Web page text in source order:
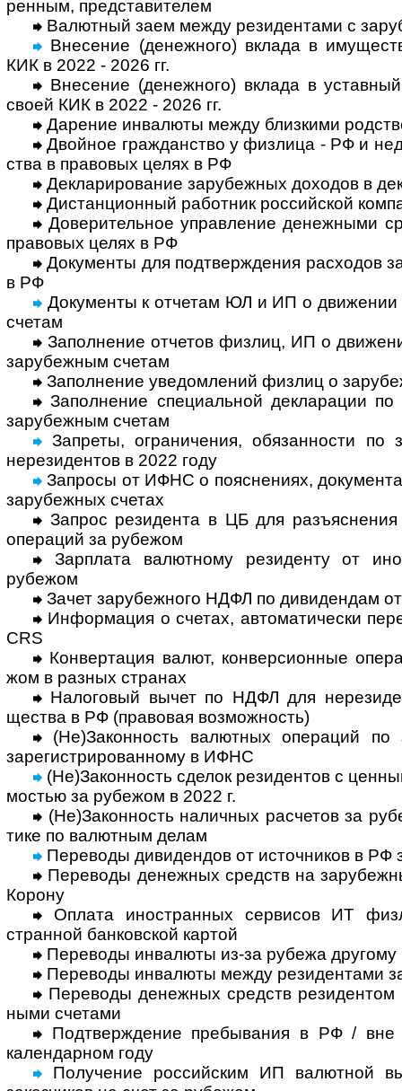
рен­ным, пред­ста­ви­телем
Валютный заем между резидентами с
Внесение (денежного) вклада в
КИК в 2022 - 2026 гг.
Внесение (денежного) вклада в
своей КИК в 2022 - 2026 гг.
Дарение инвалюты между близкими
Двойное гражданство у физлица - РФ и
ства в право­вых целях в РФ
Декларирование зарубежных доходов в
Дистанционный работник российской
Доверительное управление денежными
право­вых целях в РФ
Документы для подтверждения расхо­дов
в РФ
Документы к отчетам ЮЛ и ИП о движении
счетам
Заполнение отчетов физлиц, ИП о
зару­беж­ным счетам
Заполнение уведомлений физлиц о
Заполнение специальной декларации
зару­беж­ным счетам
Запреты, ограничения, обязан­ности по
нере­зи­ден­тов в 2022 году
Запросы от ИФНС о поясне­ниях,
зару­беж­ных счетах
Запрос резидента в ЦБ для
опе­ра­ций за ру­бежом
Зарплата валютному резиденту от
рубежом
Зачет зарубежного НДФЛ по дивидендам
Информация о счетах, автома­тически
CRS
Конвертация валют, конверсионные
жом в раз­ных странах
Налоговый вычет по НДФЛ для
щества в РФ (право­вая воз­мож­ность)
(Не)Законность валютных операций по
заре­гист­ри­ро­ван­ному в ИФНС
(Не)Законность сделок резидентов с
мостью за рубежом в 2022 г.
(Не)Законность наличных расчетов за
тике по валют­ным делам
Переводы дивидендов от источников в РФ
Переводы денежных средств на
Корону
Оплата иностранных сервисов ИТ
стран­ной бан­ков­ской картой
Переводы инвалюты из-за рубежа другому
Переводы инвалюты между резидентами
Переводы денежных средств
ными счетами
Подтверждение пребывания в РФ /
кален­дар­ном году
Получение рос­сий­ским ИП валют­ной